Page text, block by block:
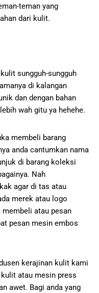
teman yang
dari kulit.
sungguh-sungguh
di kalangan
dan dengan bahan
wah gitu ya hehehe.
membeli barang
anda cantumkan nama
di barang koleksi
Nah
agar di tas atau
merek atau logo
membeli atau pesan
pesan mesin embos
kerajinan kulit kami
atau mesin press
awet. Bagi anda yang